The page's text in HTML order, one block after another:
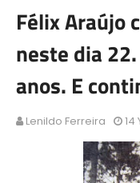
Félix Araújo
neste dia
anos. E
Lenildo Ferreira 14